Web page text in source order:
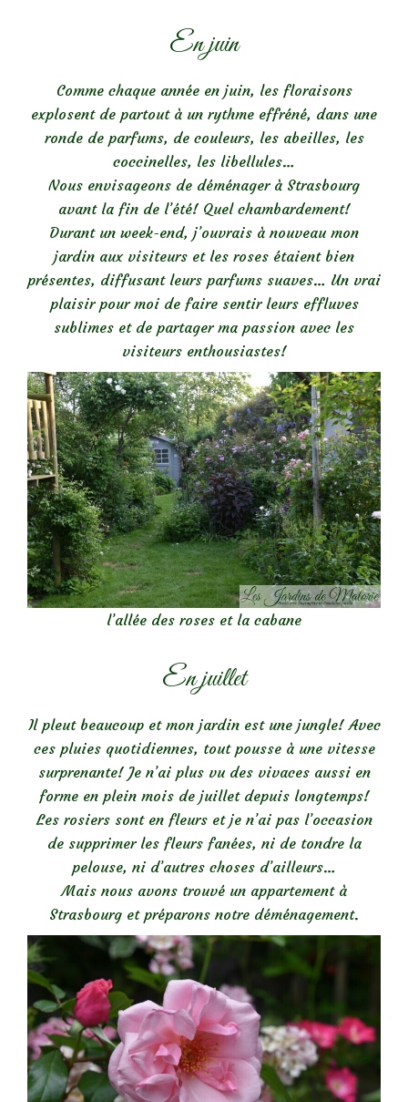
En juin
Comme chaque année en juin, les floraisons
explosent de partout à un rythme effréné, dans une
ronde de parfums, de couleurs, les abeilles, les
coccinelles, les libellules…
Nous envisageons de déménager à Strasbourg
avant la fin de l’été! Quel chambardement!
Durant un week-end, j’ouvrais à nouveau mon
jardin aux visiteurs et les roses étaient bien
présentes, diffusant leurs parfums suaves… Un vrai
plaisir pour moi de faire sentir leurs effluves
sublimes et de partager ma passion avec les
visiteurs enthousiastes!
l’allée des roses et la cabane
En juillet
Il pleut beaucoup et mon jardin est une jungle! Avec
ces pluies quotidiennes, tout pousse à une vitesse
surprenante! Je n’ai plus vu des vivaces aussi en
forme en plein mois de juillet depuis longtemps!
Les rosiers sont en fleurs et je n’ai pas l’occasion
de supprimer les fleurs fanées, ni de tondre la
pelouse, ni d’autres choses d’ailleurs…
Mais nous avons trouvé un appartement à
Strasbourg et préparons notre déménagement.